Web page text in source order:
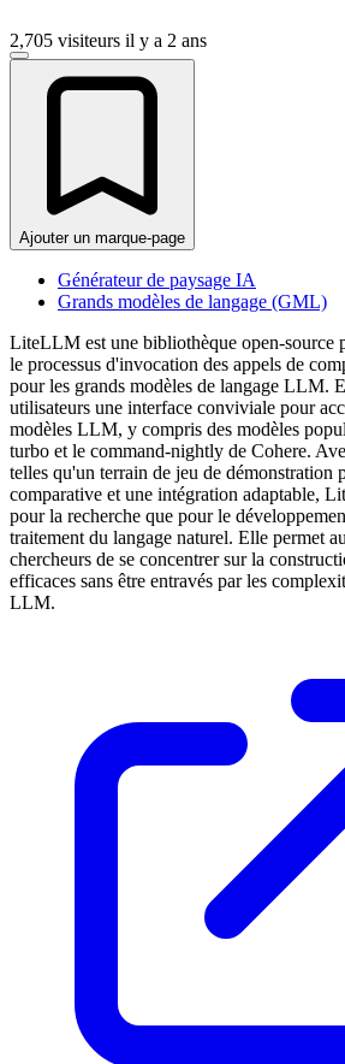
2,705 visiteurs il y a 2 ans
Ajouter un marque-page
Générateur de paysage IA
Grands modèles de langage (GML)
LiteLLM est une bibliothèque open-source
le processus d'invocation des appels de
pour les grands modèles de langage LLM.
utilisateurs une interface conviviale pour
modèles LLM, y compris des modèles
turbo et le command-nightly de Cohere.
telles qu'un terrain de jeu de démonstration
comparative et une intégration adaptable,
pour la recherche que pour le
traitement du langage naturel. Elle permet
chercheurs de se concentrer sur la
efficaces sans être entravés par les
LLM.